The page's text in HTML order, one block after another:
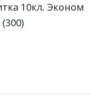
10кл. Эконом